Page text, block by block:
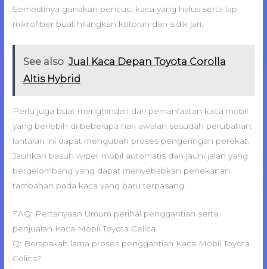
Semestinya gunakan pencuci kaca yang halus serta lap
mikrofiber buat hilangkan kotoran dan sidik jari.
See also Jual Kaca Depan Toyota Corolla
Altis Hybrid
Perlu juga buat menghindari dari pemanfaatan kaca mobil
yang berlebih di beberapa hari awalan sesudah perubahan,
lantaran ini dapat mengubah proses pengeringan perekat.
Jauhkan basuh wiper mobil automatis dan jauhi jalan yang
bergelombang yang dapat menyebabkan penekanan
tambahan pada kaca yang baru terpasang.
FAQ: Pertanyaan Umum perihal penggantian serta
penjualan Kaca Mobil Toyota Celica
Q: Berapakah lama proses penggantian Kaca Mobil Toyota
Celica?